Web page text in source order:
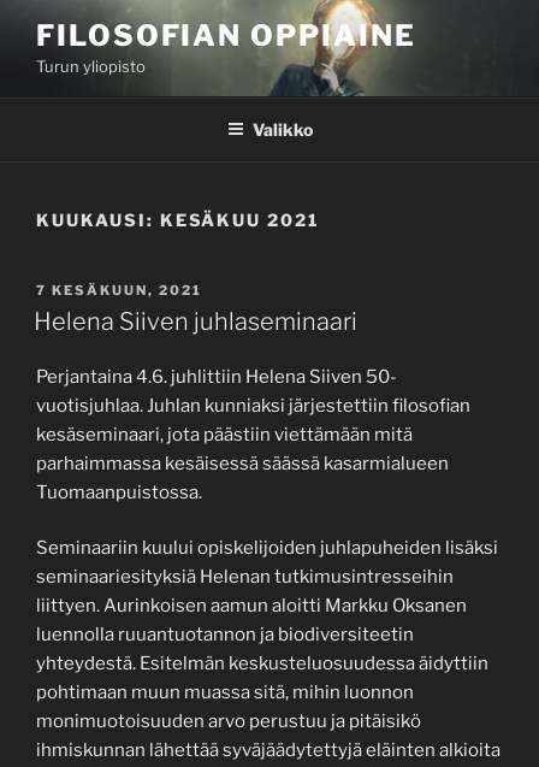
sisältöönFILOSOFIAN OPPIAINE
Turun yliopisto
Valikko
KUUKAUSI: KESÄKUU 2021
JULKAISTU
7 KESÄKUUN, 2021
Helena Siiven juhlaseminaari
Perjantaina 4.6. juhlittiin Helena Siiven 50-
vuotisjuhlaa. Juhlan kunniaksi järjestettiin filosofian
kesäseminaari, jota päästiin viettämään mitä
parhaimmassa kesäisessä säässä kasarmialueen
Tuomaanpuistossa.
Seminaariin kuului opiskelijoiden juhlapuheiden lisäksi
seminaariesityksiä Helenan tutkimusintresseihin
liittyen. Aurinkoisen aamun aloitti Markku Oksanen
luennolla ruuantuotannon ja biodiversiteetin
yhteydestä. Esitelmän keskusteluosuudessa äidyttiin
pohtimaan muun muassa sitä, mihin luonnon
monimuotoisuuden arvo perustuu ja pitäisikö
ihmiskunnan lähettää syväjäädytettyjä eläinten alkioita